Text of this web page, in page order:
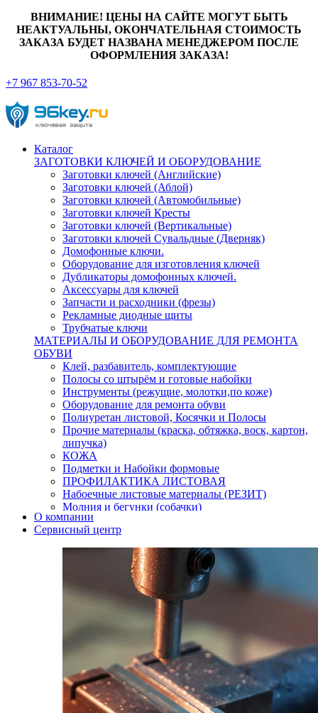
ВНИМАНИЕ! ЦЕНЫ НА САЙТЕ МОГУТ БЫТЬ
НЕАКТУАЛЬНЫ, ОКОНЧАТЕЛЬНАЯ СТОИМОСТЬ
ЗАКАЗА БУДЕТ НАЗВАНА МЕНЕДЖЕРОМ ПОСЛЕ
ОФОРМЛЕНИЯ ЗАКАЗА!
+7 967 853-70-52
Каталог
ЗАГОТОВКИ КЛЮЧЕЙ И ОБОРУДОВАНИЕ
Заготовки ключей (Английские)
Заготовки ключей (Аблой)
Заготовки ключей (Автомобильные)
Заготовки ключей Кресты
Заготовки ключей (Вертикальные)
Заготовки ключей Сувальдные (Дверняк)
Домофонные ключи.
Оборудование для изготовления ключей
Дубликаторы домофонных ключей.
Аксессуары для ключей
Запчасти и расходники (фрезы)
Рекламные диодные щиты
Трубчатые ключи
МАТЕРИАЛЫ И ОБОРУДОВАНИЕ ДЛЯ РЕМОНТА
ОБУВИ
Клей, разбавитель, комплектующие
Полосы со штырём и готовые набойки
Инструменты (режущие, молотки,по коже)
Оборудование для ремонта обуви
Полиуретан листовой, Косячки и Полосы
Прочие материалы (краска, обтяжка, воск, картон,
липучка)
КОЖА
Подметки и Набойки формовые
ПРОФИЛАКТИКА ЛИСТОВАЯ
Набоечные листовые материалы (РЕЗИТ)
Молния и бегунки (собачки)
Нитки,иглы-шило,крючки.
Уход и косметика для обуви
Кнопки (магнитые,кобурные)
Пряжки для ремня
О компании
Сервисный центр